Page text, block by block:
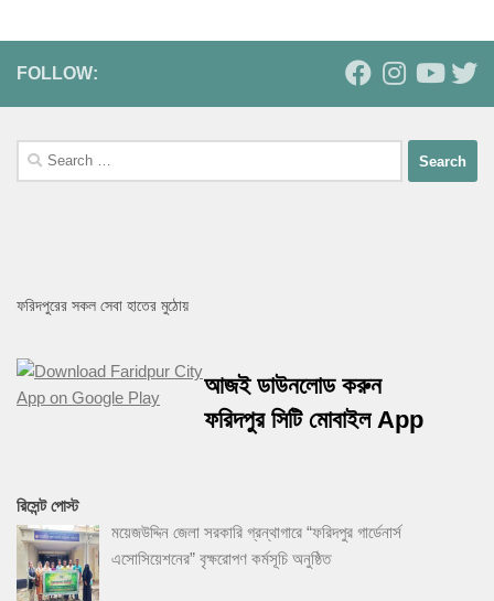
FOLLOW:
Search
for:
ফরিদপুরের সকল সেবা হাতের মুঠোয়
আজই ডাউনলোড করুন
ফরিদপুর সিটি মোবাইল App
রিসেন্ট পোস্ট
ময়েজউদ্দিন জেলা সরকারি গ্রন্থাগারে “ফরিদপুর গার্ডেনার্স
এসোসিয়েশনের” বৃক্ষরোপণ কর্মসূচি অনুষ্ঠিত